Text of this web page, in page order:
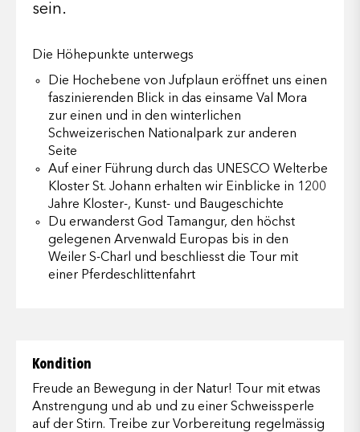
sein.
Die Höhepunkte unterwegs
Die Hochebene von Jufplaun eröffnet uns einen
faszinierenden Blick in das einsame Val Mora
zur einen und in den winterlichen
Schweizerischen Nationalpark zur anderen
Seite
Auf einer Führung durch das UNESCO Welterbe
Kloster St. Johann erhalten wir Einblicke in 1200
Jahre Kloster-, Kunst- und Baugeschichte
Du erwanderst God Tamangur, den höchst
gelegenen Arvenwald Europas bis in den
Weiler S-Charl und beschliesst die Tour mit
einer Pferdeschlittenfahrt
Kondition
Freude an Bewegung in der Natur! Tour mit etwas
Anstrengung und ab und zu einer Schweissperle
auf der Stirn. Treibe zur Vorbereitung regelmässig